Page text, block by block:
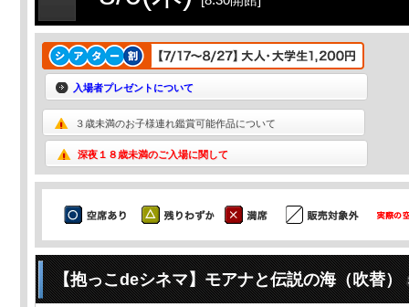
入場者プレゼントについて
３歳未満のお子様連れ鑑賞可能作品について
深夜１８歳未満のご入場に関して
【抱っこdeシネマ】モアナと伝説の海（吹替）